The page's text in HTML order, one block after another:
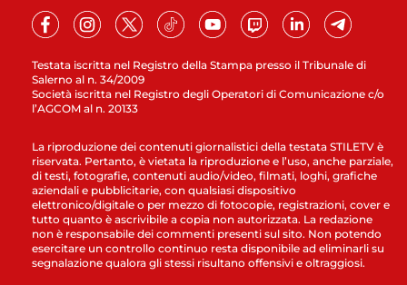
Testata iscritta nel Registro della Stampa presso il Tribunale di
Salerno al n. 34/2009
Società iscritta nel Registro degli Operatori di Comunicazione c/o
l’AGCOM al n. 20133
La riproduzione dei contenuti giornalistici della testata STILETV è
riservata. Pertanto, è vietata la riproduzione e l’uso, anche parziale,
di testi, fotografie, contenuti audio/video, filmati, loghi, grafiche
aziendali e pubblicitarie, con qualsiasi dispositivo
elettronico/digitale o per mezzo di fotocopie, registrazioni, cover e
tutto quanto è ascrivibile a copia non autorizzata. La redazione
non è responsabile dei commenti presenti sul sito. Non potendo
esercitare un controllo continuo resta disponibile ad eliminarli su
segnalazione qualora gli stessi risultano offensivi e oltraggiosi.